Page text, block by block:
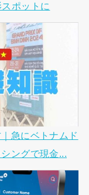
ポットに
急にベトナムド
ングで現金...